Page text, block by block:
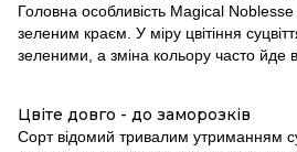
Головна особливість Magical Noblesse
зеленим краєм. У міру цвітіння
зеленими, а зміна кольору часто йде
Цвіте довго - до заморозків
Сорт відомий тривалим утриманням